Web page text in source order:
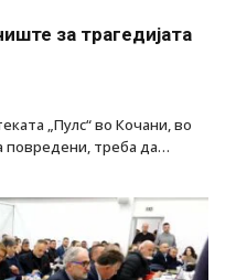
за трагедијата
„Пулс“ во Кочани, во
повредени, треба да…